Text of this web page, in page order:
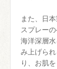
また、日
スプレー
海洋深層
み上げら
り、お肌